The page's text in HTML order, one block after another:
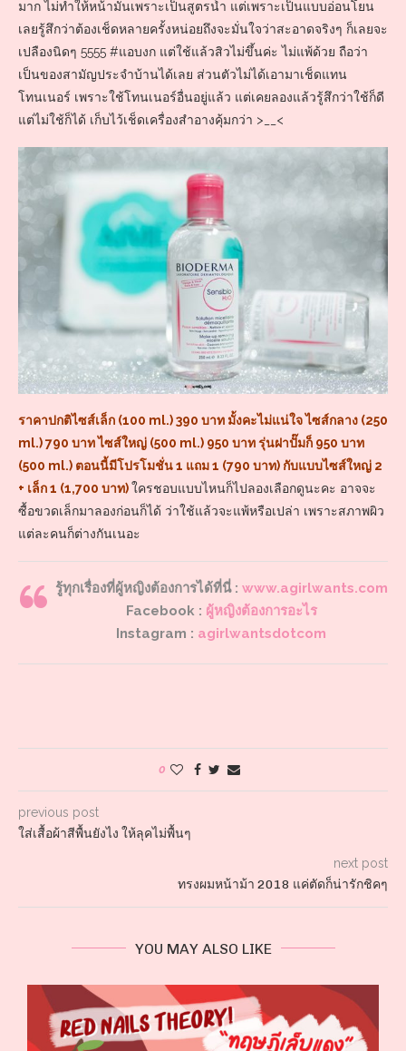
มาก ไม่ทำให้หน้ามันเพราะเป็นสูตรน้ำ แต่เพราะเป็นแบบอ่อนโยน
เลยรู้สึกว่าต้องเช็ดหลายครั้งหน่อยถึงจะมั่นใจว่าสะอาดจริงๆ ก็เลยจะ
เปลืองนิดๆ 5555 #แอบงก แต่ใช้แล้วสิวไม่ขึ้นค่ะ ไม่แพ้ด้วย ถือว่า
เป็นของสามัญประจำบ้านได้เลย ส่วนตัวไม่ได้เอามาเช็ดแทน
โทนเนอร์ เพราะใช้โทนเนอร์อื่นอยู่แล้ว แต่เคยลองแล้วรู้สึกว่าใช้ก็ดี
แต่ไม่ใช้ก็ได้ เก็บไว้เช็ดเครื่องสำอางคุ้มกว่า >__<
ราคาปกติไซส์เล็ก (100 ml.) 390 บาท มั้งคะไม่แน่ใจ ไซส์กลาง (250
ml.) 790 บาท ไซส์ใหญ่ (500 ml.) 950 บาท รุ่นฝาปั๊มก็ 950 บาท
(500 ml.) ตอนนี้มีโปรโมชั่น 1 แถม 1 (790 บาท) กับแบบไซส์ใหญ่ 2
+ เล็ก 1 (1,700 บาท)ใครชอบแบบไหนก็ไปลองเลือกดูนะคะ อาจจะ
ซื้อขวดเล็กมาลองก่อนก็ได้ ว่าใช้แล้วจะแพ้หรือเปล่า เพราะสภาพผิว
แต่ละคนก็ต่างกันเนอะ
รู้ทุกเรื่องที่ผู้หญิงต้องการได้ที่นี่ : www.agirlwants.com
Facebook : ผู้หญิงต้องการอะไร
Instagram : agirlwantsdotcom
0
previous post
ใส่เสื้อผ้าสีพื้นยังไง ให้ลุคไม่พื้นๆ
next post
ทรงผมหน้าม้า 2018 แค่ตัดก็น่ารักชิคๆ
YOU MAY ALSO LIKE